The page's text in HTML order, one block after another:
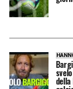
della